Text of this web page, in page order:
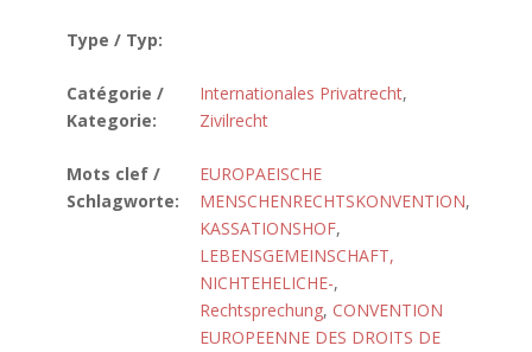
Type / Typ:
Catégorie /
Kategorie:
Internationales Privatrecht,
Zivilrecht
Mots clef /
Schlagworte:
EUROPAEISCHE
MENSCHENRECHTSKONVENTION,
KASSATIONSHOF,
LEBENSGEMEINSCHAFT,
NICHTEHELICHE-,
Rechtsprechung, CONVENTION
EUROPEENNE DES DROITS DE